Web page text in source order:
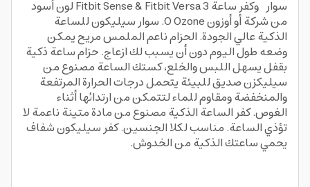
سوار وكفر ساعة Fitbit Sense & Fitbit Versa 3 لون أسود
من شركة أو أوزون O Ozone. سوار سيليكون للساعة
الذكية عالي الجودة. الحزام ناعم الملمس مريح يمكن
وضعه طول اليوم دون أن يسبب لك ازعاج. حزام ساعة ذكية
بقفل يسهل اللبس والخلع، كستك الساعة مصنوع من
سيليكزن صديق للبيئة يتحمل درجات الحرارة المرتفعة
والمنخفضة ومقاوم للماء لتتمكن من ارتدائها أثناء
الغوص. كفر الساعة الذكية مصنوع من مادة متينة ناعمة لا
تؤذي الساعة. مناسب لكلا الجنسين. كفر سيليكون شفاف
يحمي ساعتك الذكية من الخدوش.